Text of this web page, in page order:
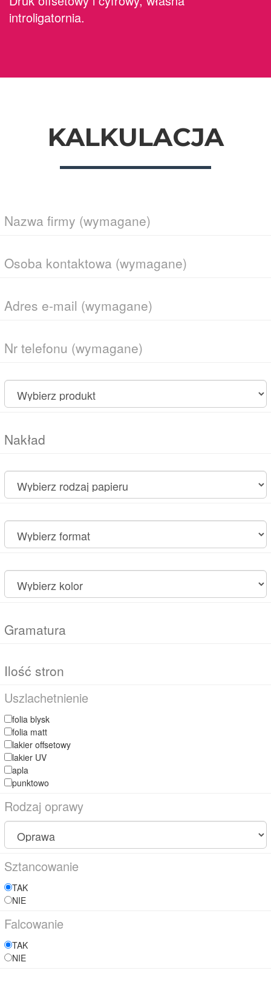
introligatornia.
KALKULACJA
Uszlachetnienie
folia blysk
folia matt
lakier offsetowy
lakier UV
apla
punktowo
Rodzaj oprawy
Sztancowanie
TAK
NIE
Falcowanie
TAK
NIE